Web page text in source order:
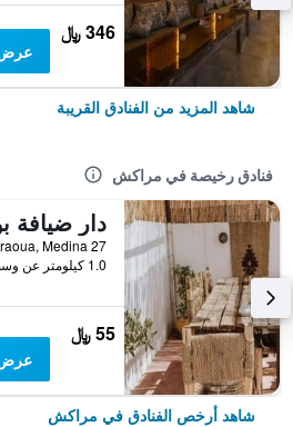
346 ﷼
عرض
شاهد المزيد من الفنادق القريبة
فنادق رخيصة في مراكش
1.0 كيلومتر عن وسط المدينة
55 ﷼
عرض
شاهد أرخص الفنادق في مراكش